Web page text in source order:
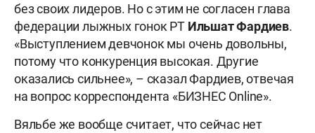
без своих лидеров. Но с этим не согласен глава
федерации лыжных гонок РТ Ильшат Фардиев.
«Выступлением девчонок мы очень довольны,
потому что конкуренция высокая. Другие
оказались сильнее», – сказал Фардиев, отвечая
на вопрос корреспондента «БИЗНЕС Online».
Вяльбе же вообще считает, что сейчас нет